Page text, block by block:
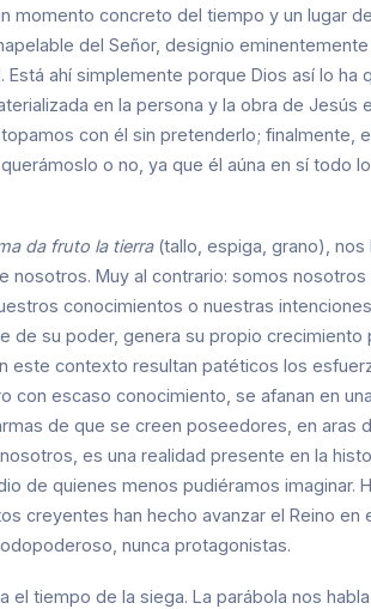
momento concreto del tiempo y un lugar
del Señor, designio
ahí simplemente porque Dios así lo ha
en la persona y la obra de Jesús
con él sin pretenderlo; finalmente,
o no, ya que él aúna en sí todo
da fruto la tierra(tallo, espiga, grano), nos
nosotros. Muy al contrario: somos
conocimientos o nuestras
de su poder, genera su propio crecimiento
este contexto resultan patéticos los
con escaso conocimiento, se afanan en
de que se creen poseedores, en aras
es una realidad presente en la
de quienes menos pudiéramos imaginar.
creyentes han hecho avanzar el Reino
nunca protagonistas.
el tiempo de la siega. La parábola nos